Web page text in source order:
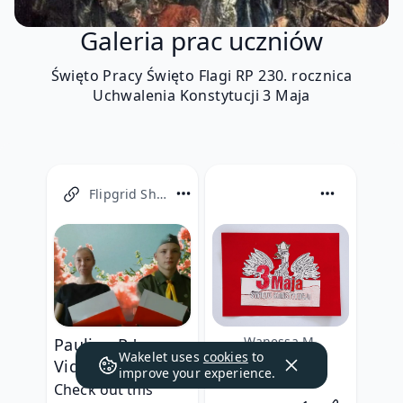
Galeria prac uczniów
Święto Pracy Święto Flagi RP 230. rocznica
Uchwalenia Konstytucji 3 Maja
Flipgrid Shorts
Paulina R.'s
Video
Check out this
Wanessa M.
Kl. VIII SP
Like
Wakelet uses cookies to
improve your experience.